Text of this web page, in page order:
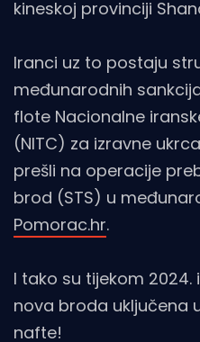
kineskoj provinciji
Iranci uz to postaju
međunarodnih
flote Nacionalne
(NITC) za izravne
prešli na operacije
brod (STS) u
Pomorac.hr.
I tako su tijekom 2024.
nova broda uključena
nafte!